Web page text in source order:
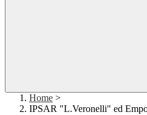
Home >
IPSAR "L.Veronelli" ed